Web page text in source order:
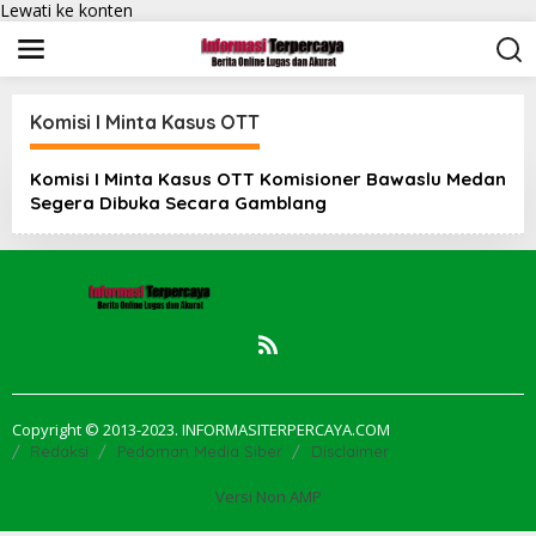
Lewati ke konten
Komisi I Minta Kasus OTT
Komisi I Minta Kasus OTT Komisioner Bawaslu Medan
Segera Dibuka Secara Gamblang
Copyright © 2013-2023. INFORMASITERPERCAYA.COM
Redaksi Pedoman Media Siber Disclaimer
Versi Non AMP